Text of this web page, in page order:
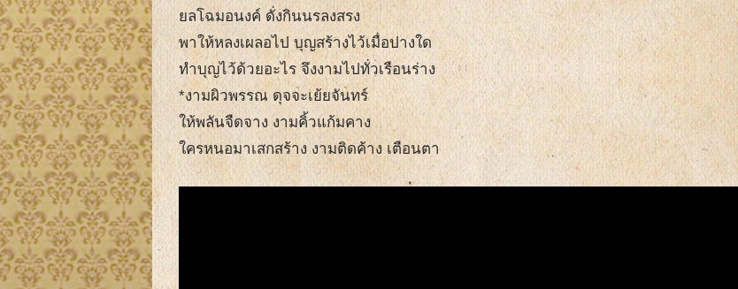
ยลโฉมอนงค์ ดั่งกินนรลงสรง
พาให้หลงเผลอไป บุญสร้างไว้เมื่อปางใด
ทำบุญไว้ด้วยอะไร จึงงามไปทั่วเรือนร่าง
*งามผิวพรรณ ดุจจะเย้ยจันทร์
ให้พลันจืดจาง งามคิ้วแก้มคาง
ใครหนอมาเสกสร้าง งามติดค้าง เตือนตา